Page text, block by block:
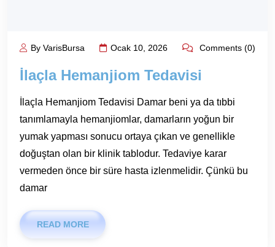
By VarisBursa Ocak 10, 2026 Comments (0)
İlaçla Hemanjiom Tedavisi
İlaçla Hemanjiom Tedavisi Damar beni ya da tıbbi
tanımlamayla hemanjiomlar, damarların yoğun bir
yumak yapması sonucu ortaya çıkan ve genellikle
doğuştan olan bir klinik tablodur. Tedaviye karar
vermeden önce bir süre hasta izlenmelidir. Çünkü bu
damar
READ MORE